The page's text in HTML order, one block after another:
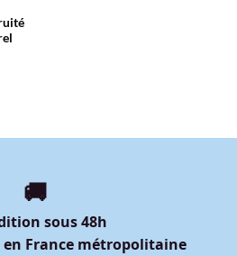
🚚
sous 48h
France métropolitaine